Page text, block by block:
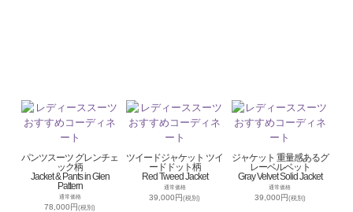
パンツスーツ グレンチェ
ック柄
Jacket & Pants in Glen
Pattern
通常価格
78,000円(税別)
ツイードジャケット ツイ
ードドット柄
Red Tweed Jacket
通常価格
39,000円(税別)
ジャケット 重量感あるグ
レーベルベット
Gray Velvet Solid Jacket
通常価格
39,000円(税別)